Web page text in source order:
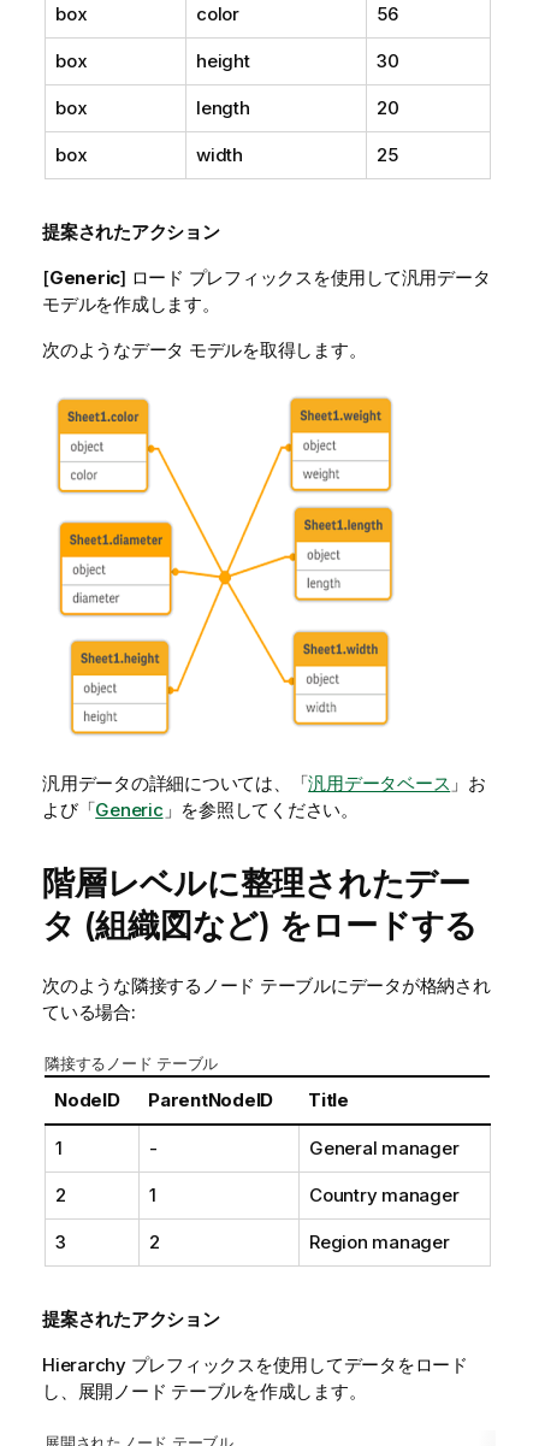
box color 56
box height 30
box length 20
box width 25
提案されたアクション
[Generic] ロード プレフィックスを使用して汎用データ
モデルを作成します。
次のようなデータ モデルを取得します。
汎用データの詳細については、「汎用データベース 」お
よび「Generic 」を参照してください。
階層レベルに整理されたデー
タ (組織図など) をロードする
次のような隣接するノード テーブルにデータが格納され
ている場合:
隣接するノード テーブル
NodeID ParentNodeID Title
1 - General manager
2 1 Country manager
3 2 Region manager
提案されたアクション
Hierarchy プレフィックスを使用してデータをロード
し、展開ノード テーブルを作成します。